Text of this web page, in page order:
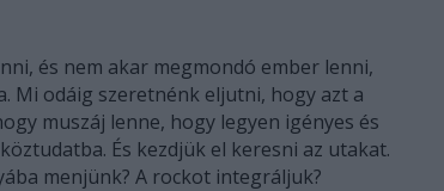
és nem akar megmondó ember lenni,
Mi odáig szeretnénk eljutni, hogy azt a
muszáj lenne, hogy legyen igényes és
És kezdjük el keresni az utakat.
menjünk? A rockot integráljuk?